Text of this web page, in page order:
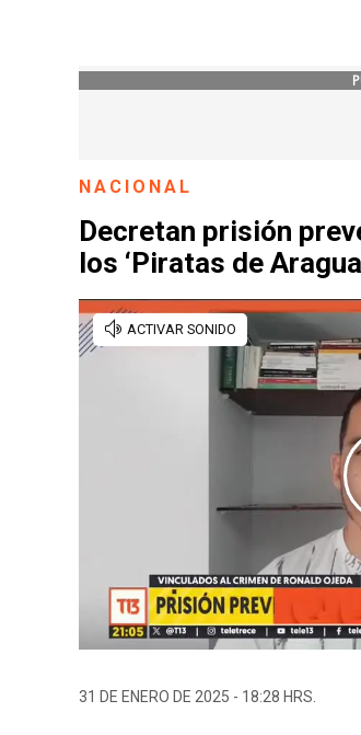
NACIONAL
Decretan prisión
los ‘Piratas de
31 DE ENERO DE 2025 - 18:28 HRS.